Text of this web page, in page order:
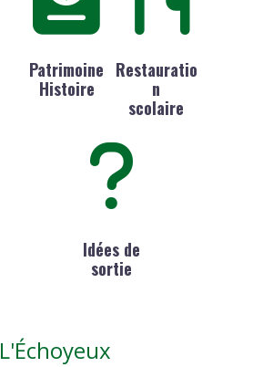
Patrimoine
Histoire
Restauratio
n
scolaire
Idées de
sortie
L'Échoyeux